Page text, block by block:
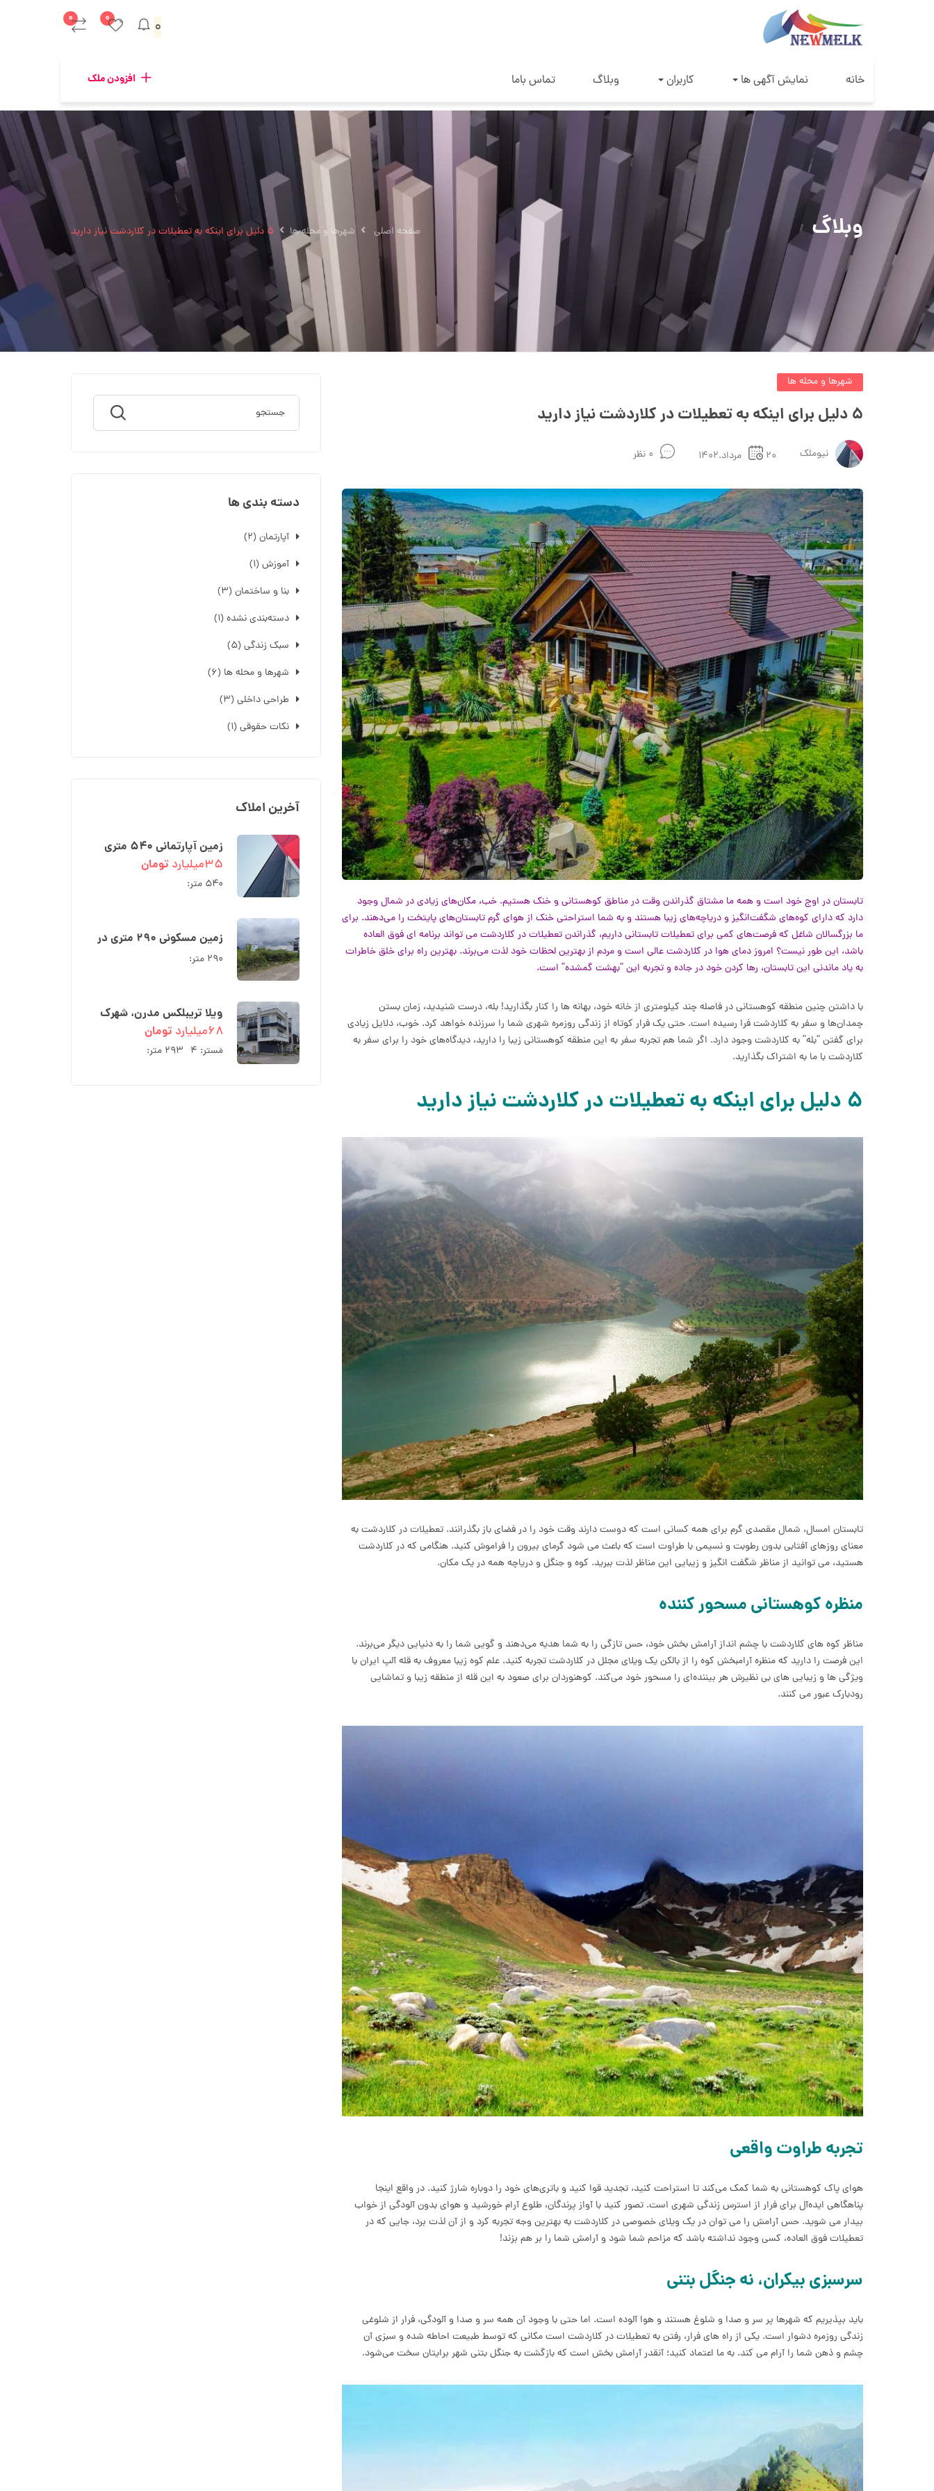
۰ ۰ ۰
خانه نمایش آگهی ها کاربران وبلاگ تماس باما افزودن ملک
وبلاگ صفحه اصلی شهرها و محله ها ۵ دلیل برای اینکه به تعطیلات در کلاردشت نیاز دارید
شهرها و محله ها
۵ دلیل برای اینکه به تعطیلات در کلاردشت نیاز دارید
نیوملک ۲۰مرداد.۱۴۰۲ ۰ نظر
تابستان در اوج خود است و همه ما مشتاق گذراندن وقت در مناطق کوهستانی و خنک هستیم. خب، مکان‌های زیادی در شمال وجود
دارد که دارای کوه‌های شگفت‌انگیز و دریاچه‌های زیبا هستند و به شما استراحتی خنک از هوای گرم تابستان‌های پایتخت را می‌دهند. برای
ما بزرگسالان شاغل که فرصت‌های کمی برای تعطیلات تابستانی داریم، گذراندن تعطیلات در کلاردشت می تواند برنامه ای فوق العاده
باشد، این طور نیست؟ امروز دمای هوا در کلاردشت عالی است و مردم از بهترین لحظات خود لذت می‌برند. بهترین راه برای خلق خاطرات
به یاد ماندنی این تابستان، رها کردن خود در جاده و تجربه این “بهشت گمشده” است.
با داشتن چنین منطقه کوهستانی در فاصله چند کیلومتری از خانه خود، بهانه ها را کنار بگذارید! بله، درست شنیدید، زمان بستن
چمدان‌ها و سفر به کلاردشت فرا رسیده است. حتی یک فرار کوتاه از زندگی روزمره شهری شما را سرزنده خواهد کرد. خوب، دلایل زیادی
برای گفتن “بله” به کلاردشت وجود دارد. اگر شما هم تجربه سفر به این منطقه کوهستانی زیبا را دارید، دیدگاه‌های خود را برای سفر به
کلاردشت با ما به اشتراک بگذارید.
۵ دلیل برای اینکه به تعطیلات در کلاردشت نیاز دارید
تابستان امسال، شمال مقصدی گرم برای همه کسانی است که دوست دارند وقت خود را در فضای باز بگذرانند. تعطیلات در کلاردشت به
معنای روزهای آفتابی بدون رطوبت و نسیمی با طراوت است که باعث می شود گرمای بیرون را فراموش کنید. هنگامی که در کلاردشت
هستید، می توانید از مناظر شگفت انگیز و زیبایی این مناظر لذت ببرید. کوه و جنگل و دریاچه همه در یک مکان.
منظره کوهستانی مسحور کننده
مناظر کوه های کلاردشت با چشم انداز آرامش بخش خود، حس تازگی را به شما هدیه می‌دهند و گویی شما را به دنیایی دیگر می‌برند.
این فرصت را دارید که منظره آرامبخش کوه را از بالکن یک ویلای مجلل در کلاردشت تجربه کنید. علم کوه زیبا معروف به قله آلپ ایران با
ویژگی ها و زیبایی های بی نظیرش هر بیننده‌ای را مسحور خود می‌کند. کوهنوردان برای صعود به این قله از منطقه زیبا و تماشایی
رودبارک عبور می کنند.
تجربه طراوت واقعی
هوای پاک کوهستانی به شما کمک می‌کند تا استراحت کنید، تجدید قوا کنید و باتری‌های خود را دوباره شارژ کنید. در واقع اینجا
پناهگاهی ایده‌آل برای فرار از استرس زندگی شهری است. تصور کنید با آواز پرندگان، طلوع آرام خورشید و هوای بدون آلودگی از خواب
بیدار می شوید. حس آرامش را می توان در یک ویلای خصوصی در کلاردشت به بهترین وجه تجربه کرد و از آن لذت برد، جایی که در
تعطیلات فوق العاده، کسی وجود نداشته باشد که مزاحم شما شود و آرامش شما را بر هم بزند!
سرسبزی بیکران، نه جنگل بتنی
باید بپذیریم که شهرها پر سر و صدا و شلوغ هستند و هوا آلوده است. اما حتی با وجود آن همه سر و صدا و آلودگی، فرار از شلوغی
زندگی روزمره دشوار است. یکی از راه های فرار، رفتن به تعطیلات در کلاردشت است مکانی که توسط طبیعت احاطه شده و سبزی آن
چشم و ذهن شما را آرام می کند. به ما اعتماد کنید؛ آنقدر آرامش بخش است که بازگشت به جنگل بتنی شهر برایتان سخت می‌شود.
دسته بندی ها
آپارتمان (۲)
آموزش (۱)
بنا و ساختمان (۳)
دسته‌بندی نشده (۱)
سبک زندگی (۵)
شهرها و محله ها (۶)
طراحی داخلی (۳)
نکات حقوقی (۱)
آخرین املاک
زمین آپارتمانی ۵۴۰ متری
دو نبش در رادیو دریا کوچه
شبنم
۳۵میلیارد تومان
۵۴۰ متر:
زمین مسکونی ۲۹۰ متری در
شهرک ارکیده نوشهر
۲۹۰ متر:
ویلا تریبلکس مدرن، شهرک
ارکیده بلوار کریمی نوشهر
۶۸میلیارد تومان
مَستر: ۴ ۲۹۳ متر: